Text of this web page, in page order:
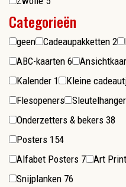
Categorieën
geen Cadeaupakketten 2
ABC-kaarten 6
Kalender 1 Kleine
Flesopeners
Onderzetters & bekers 38
Posters 154
Alfabet Posters 7 Art
Snijplanken 76